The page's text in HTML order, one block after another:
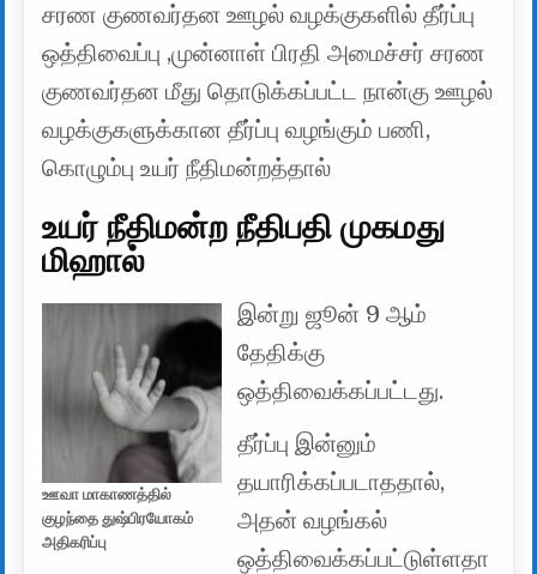
சரண குணவர்தன ஊழல் வழக்குகளில் தீர்ப்பு
ஒத்திவைப்பு ,முன்னாள் பிரதி அமைச்சர் சரண
குணவர்தன மீது தொடுக்கப்பட்ட நான்கு ஊழல்
வழக்குகளுக்கான தீர்ப்பு வழங்கும் பணி,
கொழும்பு உயர் நீதிமன்றத்தால்
உயர் நீதிமன்ற நீதிபதி முகமது
மிஹால்
ஊவா மாகாணத்தில்
குழந்தை துஷ்பிரயோகம்
அதிகரிப்பு
இன்று ஜூன் 9 ஆம்
தேதிக்கு
ஒத்திவைக்கப்பட்டது.
தீர்ப்பு இன்னும்
தயாரிக்கப்படாததால்,
அதன் வழங்கல்
ஒத்திவைக்கப்பட்டுள்ளதா